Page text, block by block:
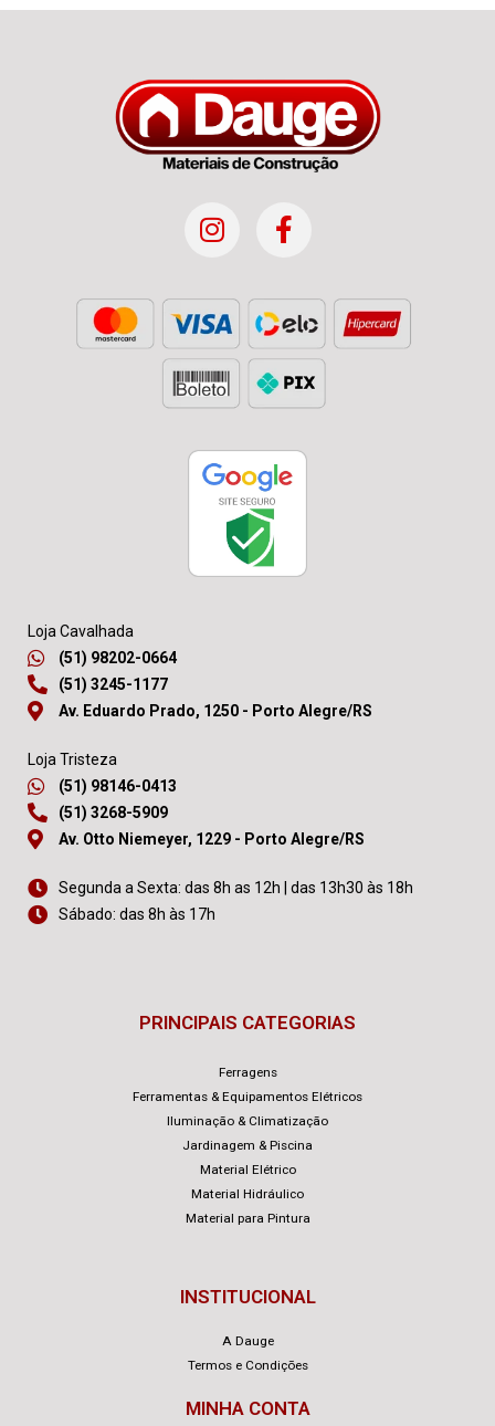
Loja Cavalhada
(51) 98202-0664
(51) 3245-1177
Av. Eduardo Prado, 1250 - Porto Alegre/RS
Loja Tristeza
(51) 98146-0413
(51) 3268-5909
Av. Otto Niemeyer, 1229 - Porto Alegre/RS
Segunda a Sexta: das 8h as 12h | das 13h30 às 18h
Sábado: das 8h às 17h
PRINCIPAIS CATEGORIAS
Ferragens
Ferramentas & Equipamentos Elétricos
Iluminação & Climatização
Jardinagem & Piscina
Material Elétrico
Material Hidráulico
Material para Pintura
INSTITUCIONAL
A Dauge
Termos e Condições
MINHA CONTA